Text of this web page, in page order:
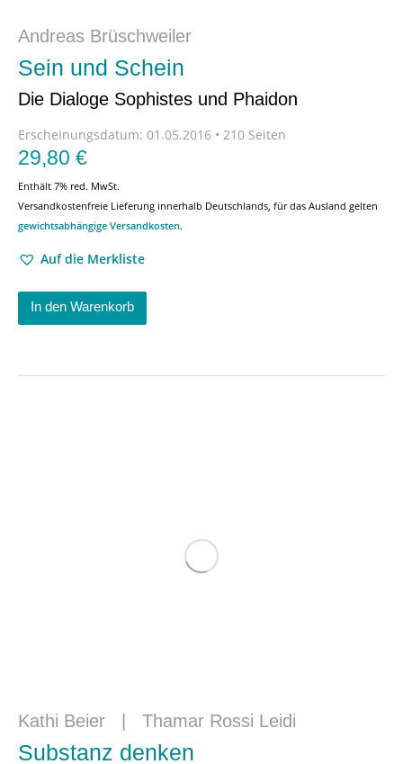
Andreas Brüschweiler
Sein und Schein
Die Dialoge Sophistes und Phaidon
Erscheinungsdatum: 01.05.2016 • 210 Seiten
29,80 €
Enthält 7% red. MwSt.
Versandkostenfreie Lieferung innerhalb Deutschlands, für das Ausland gelten
gewichtsabhängige Versandkosten.
Auf die Merkliste
In den Warenkorb
Kathi Beier Thamar Rossi Leidi
Substanz denken